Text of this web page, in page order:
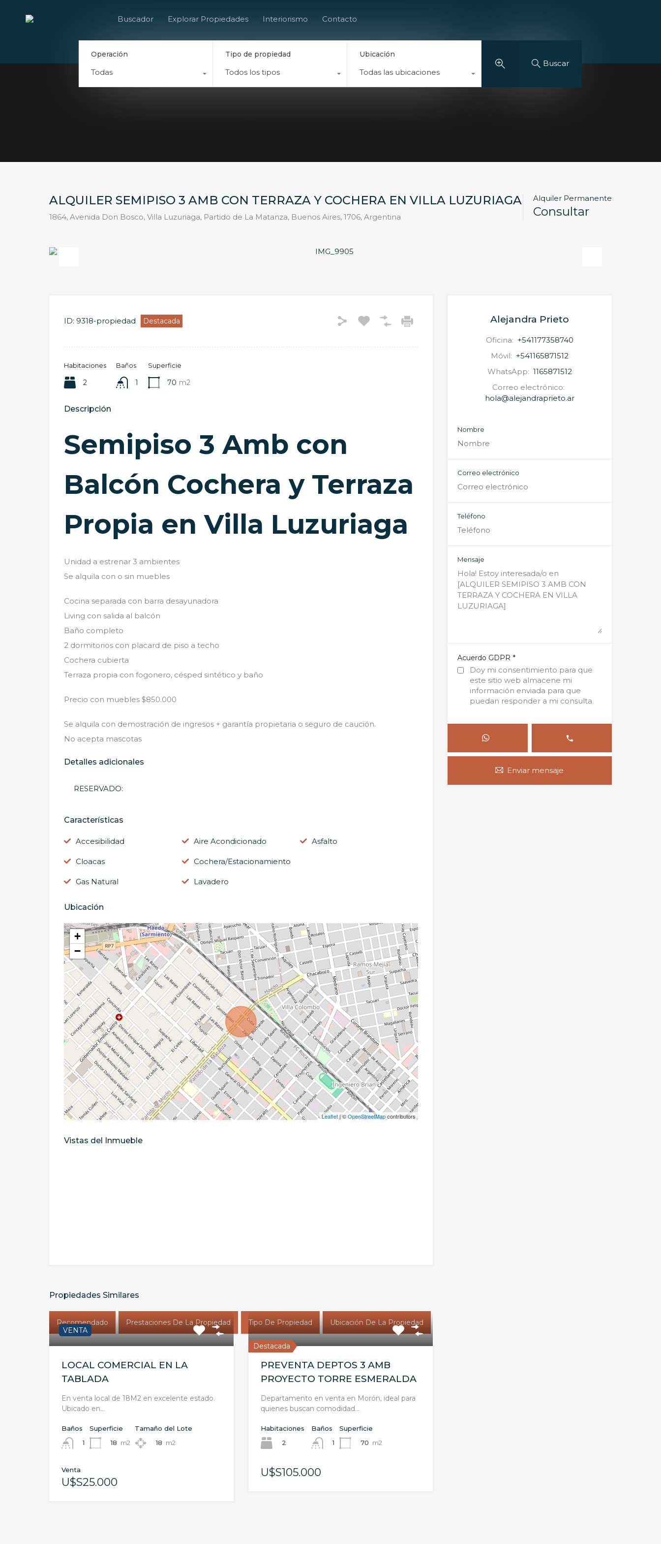
Buscador Explorar Propiedades Interiorismo Contacto
Operación
Todas
Tipo de propiedad
Todos los tipos
Ubicación
Todas las ubicaciones
Buscar
ALQUILER SEMIPISO 3 AMB CON TERRAZA Y COCHERA EN VILLA LUZURIAGA
1864, Avenida Don Bosco, Villa Luzuriaga, Partido de La Matanza, Buenos Aires, 1706, Argentina
Alquiler Permanente
Consultar
ID: 9318-propiedad Destacada
Habitaciones
2
Baños
1
Superficie
70 m2
Descripción
Semipiso 3 Amb con
Balcón Cochera y Terraza
Propia en Villa Luzuriaga
Unidad a estrenar 3 ambientes
Se alquila con o sin muebles
Cocina separada con barra desayunadora
Living con salida al balcón
Baño completo
2 dormitorios con placard de piso a techo
Cochera cubierta
Terraza propia con fogonero, césped sintético y baño
Precio con muebles $850.000
Se alquila con demostración de ingresos + garantía propietaria o seguro de caución.
No acepta mascotas
Detalles adicionales
RESERVADO:
Características
Accesibilidad Aire Acondicionado Asfalto
Cloacas Cochera/Estacionamiento
Gas Natural Lavadero
Ubicación
+
−
Leaflet| ©OpenStreetMapcontributors
Vistas del Inmueble
Propiedades Similares
Recomendado Prestaciones De La Propiedad Tipo De Propiedad
Ubicación De La Propiedad
VENTA
LOCAL COMERCIAL EN LA
TABLADA
En venta local de 18M2 en excelente estado.
Ubicado en…
Baños
1
Superficie
18 m2
Tamaño del Lote
18 m2
Venta
U$S25.000
Destacada
PREVENTA DEPTOS 3 AMB
PROYECTO TORRE ESMERALDA
Departamento en venta en Morón, ideal para
quienes buscan comodidad…
Habitaciones
2
Baños
1
Superficie
70 m2
U$S105.000
Alejandra Prieto
Oficina: +541177358740
Móvil: +541165871512
WhatsApp: 1165871512
Correo electrónico:
hola@alejandraprieto.ar
Nombre
Correo electrónico
Teléfono
Mensaje
Acuerdo GDPR *
Doy mi consentimiento para que
este sitio web almacene mi
información enviada para que
puedan responder a mi consulta.
Enviar mensaje